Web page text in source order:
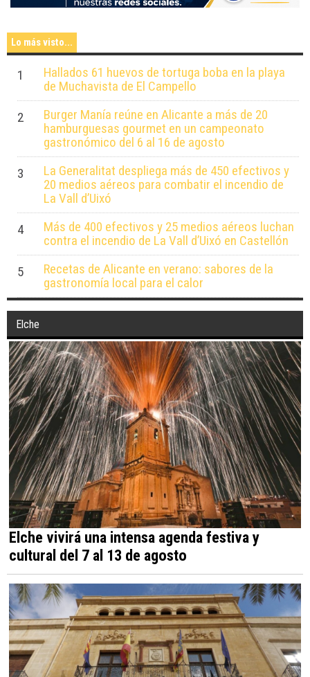
Lo más visto...
1
Hallados 61 huevos de tortuga boba en la playa
de Muchavista de El Campello
2
Burger Manía reúne en Alicante a más de 20
hamburguesas gourmet en un campeonato
gastronómico del 6 al 16 de agosto
3
La Generalitat despliega más de 450 efectivos y
20 medios aéreos para combatir el incendio de
La Vall d’Uixó
4
Más de 400 efectivos y 25 medios aéreos luchan
contra el incendio de La Vall d’Uixó en Castellón
5
Recetas de Alicante en verano: sabores de la
gastronomía local para el calor
Elche
Elche vivirá una intensa agenda festiva y
cultural del 7 al 13 de agosto